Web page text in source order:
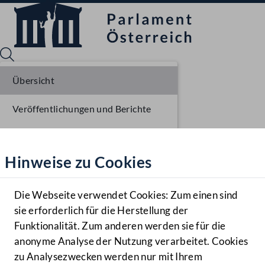
Hilfe
Benutzer
Navigationsmenü öffnen
MENÜ
Hinweise zu Cookies
Die Webseite verwendet Cookies: Zum einen sind
sie erforderlich für die Herstellung der
Funktionalität. Zum anderen werden sie für die
anonyme Analyse der Nutzung verarbeitet. Cookies
zu Analysezwecken werden nur mit Ihrem
Übersicht
Veröffentlichungen und Berichte
Parlamentarisches Verfahren